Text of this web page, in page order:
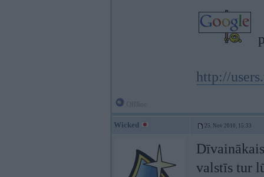
http://
Wicked 25. Nov 2010, 15:33
valstīs tur